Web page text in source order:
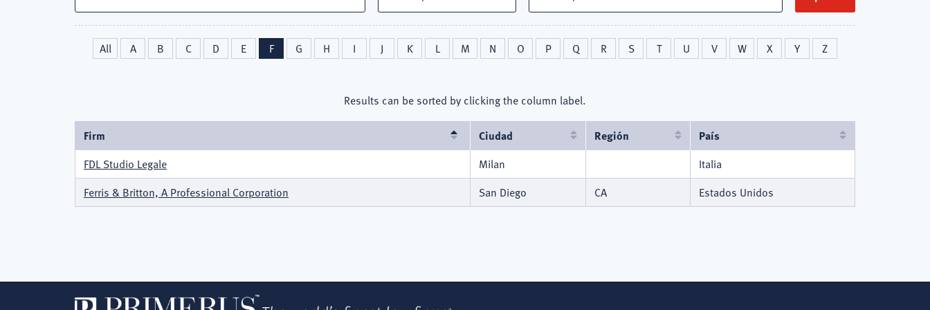
All A B C D E F G H I J K L M N O P Q R S T U V W X Y Z
Results can be sorted by clicking the column label.
Firm
Ordenar
descendente
Ciudad Región País
FDL Studio Legale Milan
Italia
Ferris & Britton, A Professional Corporation
San Diego CA Estados Unidos